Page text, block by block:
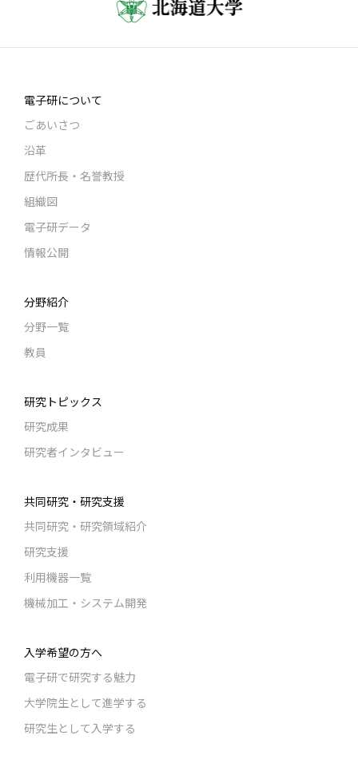
電子研について
ごあいさつ
沿革
歴代所長・名誉教授
組織図
電子研データ
情報公開
分野紹介
分野一覧
教員
研究トピックス
研究成果
研究者インタビュー
共同研究・研究支援
共同研究・研究領域紹介
研究支援
利用機器一覧
機械加工・システム開発
入学希望の方へ
電子研で研究する魅力
大学院生として進学する
研究生として入学する